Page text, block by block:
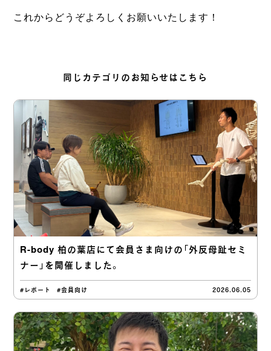
これからどうぞよろしくお願いいたします！
同じカテゴリのお知らせはこちら
R-body 柏の葉店にて会員さま向けの「外反母趾セミ
ナー」を開催しました。
#レポート #会員向け 2026.06.05